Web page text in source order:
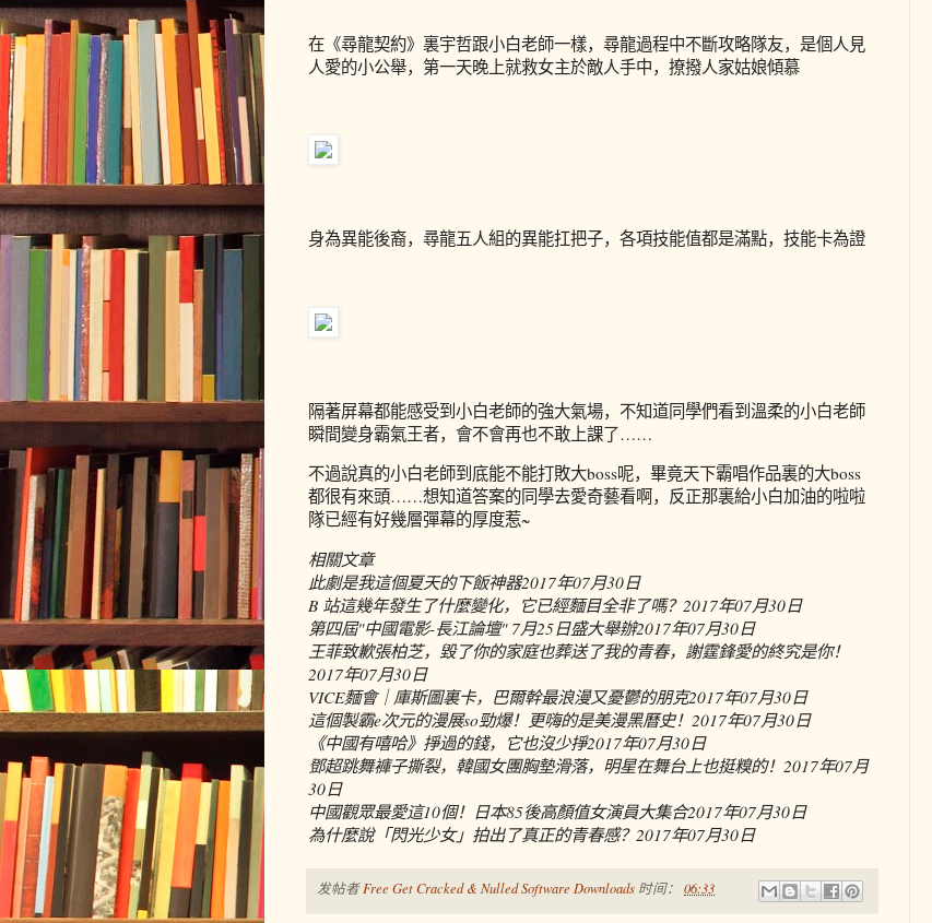
在《尋龍契約》裏宇哲跟小白老師一樣，尋龍過程中不斷攻略隊友，是個人見
人愛的小公舉，第一天晚上就救女主於敵人手中，撩撥人家姑娘傾慕
身為異能後裔，尋龍五人組的異能扛把子，各項技能值都是滿點，技能卡為證
隔著屏幕都能感受到小白老師的強大氣場，不知道同學們看到溫柔的小白老師
瞬間變身霸氣王者，會不會再也不敢上課了……
不過說真的小白老師到底能不能打敗大boss呢，畢竟天下霸唱作品裏的大boss
都很有來頭……想知道答案的同學去愛奇藝看啊，反正那裏給小白加油的啦啦
隊已經有好幾層彈幕的厚度惹~
相關文章
此劇是我這個夏天的下飯神器2017年07月30日
B 站這幾年發生了什麼變化，它已經麵目全非了嗎？ 2017年07月30日
第四屆"中國電影-長江論壇" 7月25日盛大舉辦2017年07月30日
王菲致歉張柏芝，毀了你的家庭也葬送了我的青春，謝霆鋒愛的終究是你！
2017年07月30日
VICE麵會｜庫斯圖裏卡，巴爾幹最浪漫又憂鬱的朋克2017年07月30日
這個製霸e次元的漫展so勁爆！更嗨的是美漫黑曆史！ 2017年07月30日
《中國有嘻哈》掙過的錢，它也沒少掙2017年07月30日
鄧超跳舞褲子撕裂，韓國女團胸墊滑落，明星在舞台上也挺糗的！ 2017年07月
30日
中國觀眾最愛這10個！日本85後高顏值女演員大集合2017年07月30日
為什麼說「閃光少女」拍出了真正的青春感？ 2017年07月30日
发帖者Free Get Cracked & Nulled Software Downloads 时间： 06:33